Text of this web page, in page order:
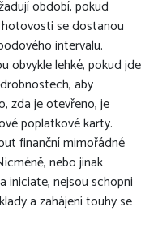
období, pokud
se dostanou
intervalu.
obvykle lehké, pokud jde
aby
zda je otevřeno, je
poplatkové karty.
finanční mimořádné
nebo jinak
iniciate, nejsou schopni
a zahájení touhy se